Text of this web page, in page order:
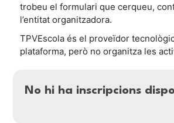
trobeu el formulari que cerqueu,
l’entitat organitzadora.
TPVEscola és el proveïdor
plataforma, però no organitza les
No hi ha inscripcions